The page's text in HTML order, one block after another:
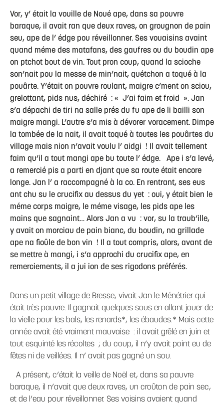
Vor, y’ était la vouille de Noué ape, dans sa pouvre
baraque, il avait ran que deux raves, on grougnon de pain
seu, ape de l’ édge pou réveillonner. Ses vouaisins avaint
quand méme des matafans, des gaufres ou du boudin ape
on ptchot bout de vin. Tout pron coup, quand la scioche
son’nait pou la messe de min’nait, quétchon a toqué à la
pouârte. Y’était on pouvre roulant, maigre c’ment on sciou,
grelottant, pids nus, déchiré : « J’ai faim et froid ». Jan
s’a dépachi de tiri na salle prés du fu ape de li bailli son
maigre mangi. L’autre s’a mis à dévorer voracement. Dimpe
la tombée de la nait, il avait toqué à toutes les pouârtes du
village mais nion n’avait voulu l’ aidgi ! Il avait tellement
faim qu’il a tout mangi ape bu toute l’ édge. Ape i s’a levé,
a remercié pis a parti en djant que sa route était encore
longe. Jan l’ a raccompagné à la co. En rentrant, ses eus
ant chu su le crucifix au dessus du yet : oui, y était bien le
méme corps maigre, le méme visage, les pids ape les
mains que sagnaint… Alors Jan a vu : vor, su la traub’ille,
y avait on morciau de pain bianc, du boudin, na grillade
ape na fioûle de bon vin ! Il a tout compris, alors, avant de
se mettre à mangi, i s’a approchi du crucifix ape, en
remerciements, il a jui ion de ses rigodons préférés.
Dans un petit village de Bresse, vivait Jan le Ménétrier qui
était très pauvre. Il gagnait quelques sous en allant jouer de
la vielle pour les bals, les renards*, les ébaudes.* Mais cette
année avait été vraiment mauvaise : il avait grêlé en juin et
tout esquinté les récoltes ; du coup, il n’y avait point eu de
fêtes ni de veillées. Il n’ avait pas gagné un sou.
A présent, c’était la veille de Noël et, dans sa pauvre
baraque, il n’avait que deux raves, un croûton de pain sec,
et de l’eau pour réveillonner. Ses voisins avaient quand